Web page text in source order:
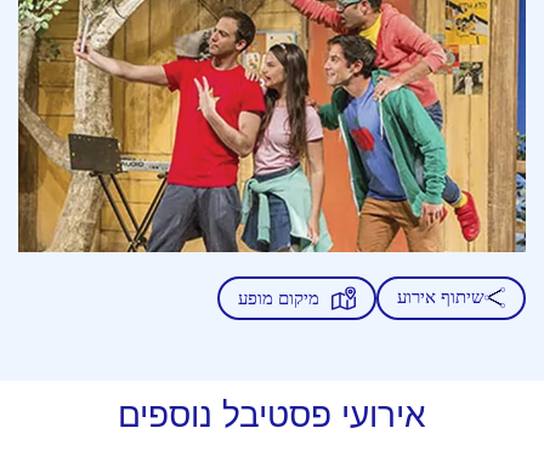
שיתוף אירוע מיקום מופע
אירועי פסטיבל נוספים